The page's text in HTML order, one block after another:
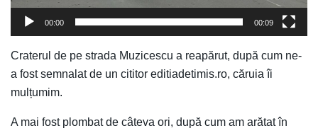
00:00 00:09
Craterul de pe strada Muzicescu a reapărut, după cum ne-
a fost semnalat de un cititor editiadetimis.ro, căruia îi
mulțumim.
A mai fost plombat de câteva ori, după cum am arătat în